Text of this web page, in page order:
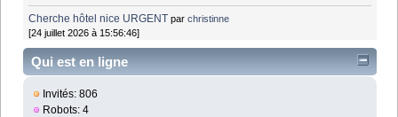
Cherche hôtel nice URGENT parchristinne
[24 juillet 2026 à 15:56:46]
Qui est en ligne
Invités: 806
Robots: 4